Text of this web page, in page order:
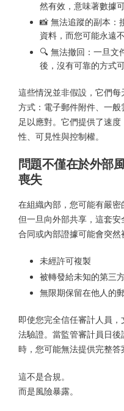
然有效，意味著數據
📸 無法追蹤的副本：
資料，而您可能永遠
🔍 無法撤回：一旦文
後，沒有可靠的方式
這些情況並非假設，它們
方式：電子郵件附件、一
足以應對。它們提供了速
性、可見性與控制權。
問題不僅在於外部
喪失
在組織內部，您可能有嚴密
但一旦向外部共享，這套安
合同或內部證據可能會突然
未經許可複製
被轉發給未知的第三
無限期保留在他人的
即使您完全信任審計人員
法驗證。當監管審計員日後
時，您可能無法提供完整答
這不是合規。
而是風險暴露。